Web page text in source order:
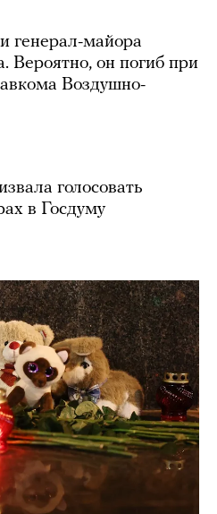
генерал-майора
Вероятно, он погиб при
Воздушно-
голосовать
в Госдуму